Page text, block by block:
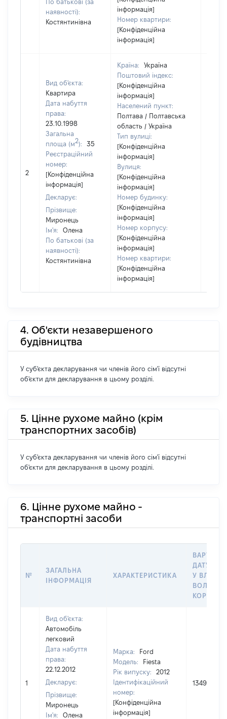
По батькові (за
наявності):
Костянтинівна
інформація]
Номер квартири:
[Конфіденційна
інформація]
2
Вид об'єкта:
Квартира
Дата набуття
права:
23.10.1998
Загальна
площа (м2):
35
Реєстраційний
номер:
[Конфіденційна
інформація]
Декларує:
Прізвище:
Миронець
Ім'я:
Олена
По батькові (за
наявності):
Костянтинівна
Країна:
Україна
Поштовий індекс:
[Конфіденційна
інформація]
Населений пункт:
Полтава / Полтавська
область / Україна
Тип вулиці:
[Конфіденційна
інформація]
Вулиця:
[Конфіденційна
інформація]
Номер будинку:
[Конфіденційна
інформація]
Номер корпусу:
[Конфіденційна
інформація]
Номер квартири:
[Конфіденційна
інформація]
4. Об'єкти незавершеного
будівництва
У суб'єкта декларування чи членів його сім'ї відсутні
об'єкти для декларування в цьому розділі.
5. Цінне рухоме майно (крім
транспортних засобів)
У суб'єкта декларування чи членів його сім'ї відсутні
об'єкти для декларування в цьому розділі.
6. Цінне рухоме майно -
транспортні засоби
№
ЗАГАЛЬНА
ІНФОРМАЦІЯ
ХАРАКТЕРИСТИКА
ДАТУ
У
1
Вид об'єкта:
Автомобіль
легковий
Дата набуття
права:
22.12.2012
Декларує:
Прізвище:
Миронець
Ім'я:
Олена
Марка:
Ford
Модель:
Fiesta
Рік випуску:
2012
Ідентифікаційний
номер:
[Конфіденційна
інформація]
134900